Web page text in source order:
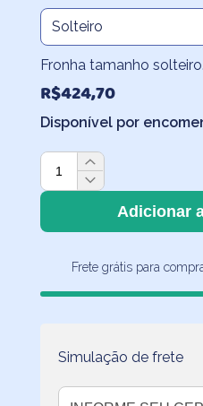
Fronha tamanho solteiro.
R$424,70
Disponível por
Jogo
de
Dinossauros
Lençol
de
White
Adicionar
Frete grátis para
Simulação de frete